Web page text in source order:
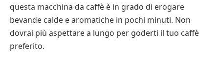
questa macchina da caffè è in grado di erogare
bevande calde e aromatiche in pochi minuti. Non
dovrai più aspettare a lungo per goderti il tuo caffè
preferito.